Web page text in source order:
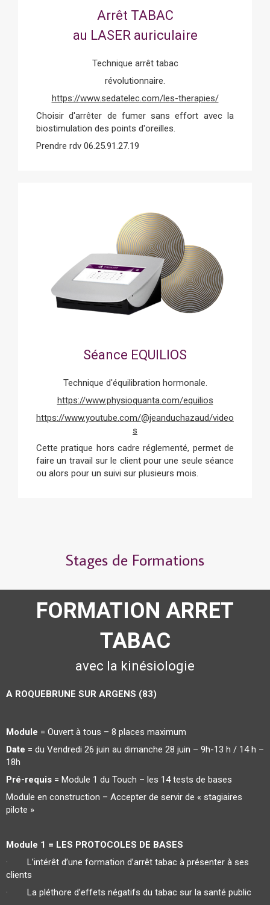
Arrêt TABAC
au LASER auriculaire
Technique arrêt tabac
révolutionnaire.
https://www.sedatelec.com/les-therapies/
Choisir d'arrêter de fumer sans effort avec la
biostimulation des points d'oreilles.
Prendre rdv 06.25.91.27.19
Séance EQUILIOS
Technique d'équilibration hormonale.
https://www.physioquanta.com/equilios
https://www.youtube.com/@jeanduchazaud/video
s
Cette pratique hors cadre réglementé, permet de
faire un travail sur le client pour une seule séance
ou alors pour un suivi sur plusieurs mois.
Stages de Formations
FORMATION ARRET
TABAC
avec la kinésiologie
A ROQUEBRUNE SUR ARGENS (83)
Module = Ouvert à tous – 8 places maximum
Date = du Vendredi 26 juin au dimanche 28 juin – 9h-13 h / 14 h –
18h
Pré-requis = Module 1 du Touch – les 14 tests de bases
Module en construction – Accepter de servir de « stagiaires
pilote »
Module 1 = LES PROTOCOLES DE BASES
· L’intérêt d’une formation d’arrêt tabac à présenter à ses
clients
· La pléthore d’effets négatifs du tabac sur la santé public